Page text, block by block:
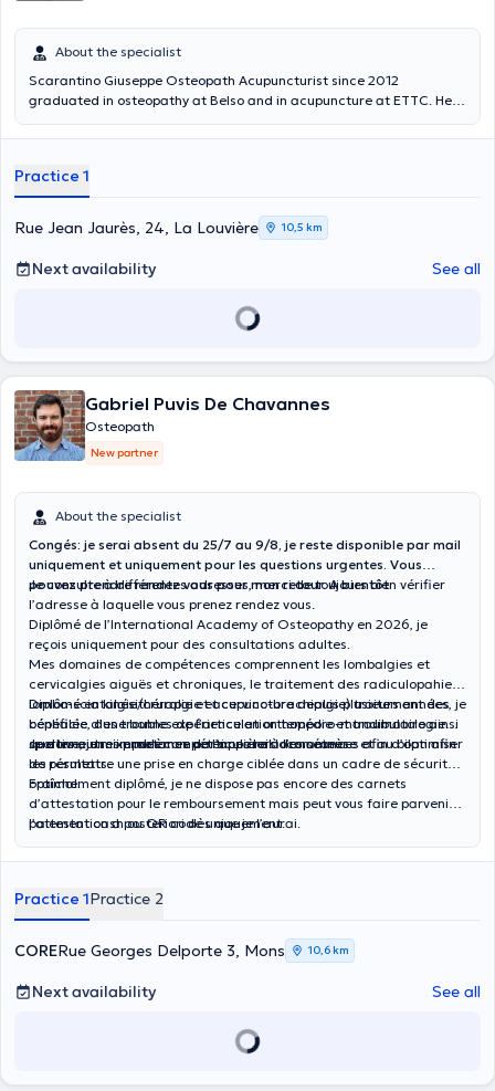
About the specialist
Scarantino Giuseppe Osteopath Acupuncturist since 2012
graduated in osteopathy at Belso and in acupuncture at ETTC. He
osteopathy, acupuncture, foot reflexology, he receives you in his
Practice 1
Rue Jean Jaurès, 24, La Louvière 10,5 km
Next availability See all
Gabriel Puvis De Chavannes
Osteopath
New partner
About the specialist
Congés: je serai absent du 25/7 au 9/8, je reste disponible par mail
uniquement et uniquement pour les questions urgentes. Vous
pouvez prendre rendez vous pour mon retour. A bientôt.
Je consulte à différentes adresses, merci de toujours bien vérifier
l’adresse à laquelle vous prenez rendez vous.
Diplômé de l’International Academy of Osteopathy en 2026, je
reçois uniquement pour des consultations adultes.
Mes domaines de compétences comprennent les lombalgies et
cervicalgies aiguës et chroniques, le traitement des radiculopahies (
lombo-sciatalgie/cruralgie et cervico-brachialgie) traitement des
céphalée, des troubles de l’articulation temporo-mandibulaire ainsi
que les autres problèmes de l’appareil locomoteur.
Diplômé en kinésithérapie et acupuncture depuis plusieurs années, je
bénéficie d’une bonne expérience en orthopédie et traumatologie
sportive, je mixe mes compétences lors des séances afin d’optimiser
les résultats.
Je donne une importance particulière à l’anamnèse et au bilan afin
de permettre une prise en charge ciblée dans un cadre de sécurité
optimal.
Fraîchement diplômé, je ne dispose pas encore des carnets
d’attestation pour le remboursement mais peut vous faire parvenir
l’attestation a posteriori dès que je l’aurai.
paiement cash ou QR code uniquement.
Practice 1Practice 2
CORERue Georges Delporte 3, Mons 10,6 km
Next availability See all